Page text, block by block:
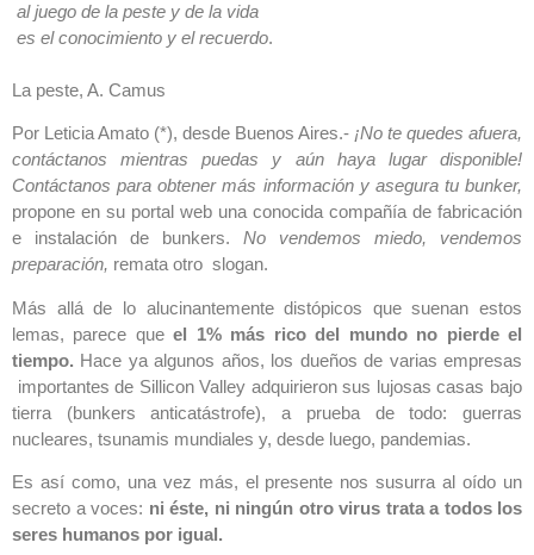
al juego de la peste y de la vida
es el conocimiento y el recuerdo.
La peste, A. Camus
Por Leticia Amato (*), desde Buenos Aires.- ¡No te quedes afuera,
contáctanos mientras puedas y aún haya lugar disponible!
Contáctanos para obtener más información y asegura tu bunker,
propone en su portal web una conocida compañía de fabricación
e instalación de bunkers. No vendemos miedo, vendemos
preparación, remata otro slogan.
Más allá de lo alucinantemente distópicos que suenan estos
lemas, parece queel 1% más rico del mundo no pierde el
tiempo. Hace ya algunos años, los dueños de varias empresas
importantes de Sillicon Valley adquirieron sus lujosas casas bajo
tierra (bunkers anticatástrofe), a prueba de todo: guerras
nucleares, tsunamis mundiales y, desde luego, pandemias.
Es así como, una vez más, el presente nos susurra al oído un
secreto a voces: ni éste, ni ningún otro virus trata a todos los
seres humanos por igual.